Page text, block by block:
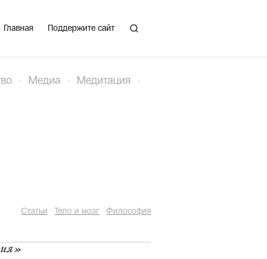
Главная Поддержите сайт
· Медиа · Медитация
·
Статьи ·Тело и мозг ·Философия